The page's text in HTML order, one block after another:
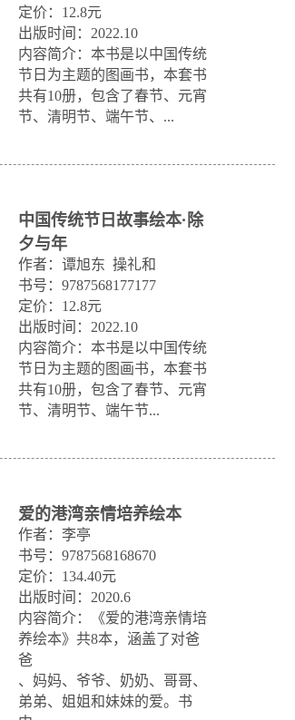
定价：12.8元
出版时间：2022.10
内容简介：本书是以中国传统
节日为主题的图画书，本套书
共有10册，包含了春节、元宵
节、清明节、端午节、...
中国传统节日故事绘本·除
夕与年
作者：谭旭东  操礼和
书号：9787568177177
定价：12.8元
出版时间：2022.10
内容简介：本书是以中国传统
节日为主题的图画书，本套书
共有10册，包含了春节、元宵
节、清明节、端午节...
爱的港湾亲情培养绘本
作者：李亭
书号：9787568168670
定价：134.40元
出版时间：2020.6
内容简介：《爱的港湾亲情培
养绘本》共8本，涵盖了对爸
爸
、妈妈、爷爷、奶奶、哥哥、
弟弟、姐姐和妹妹的爱。书